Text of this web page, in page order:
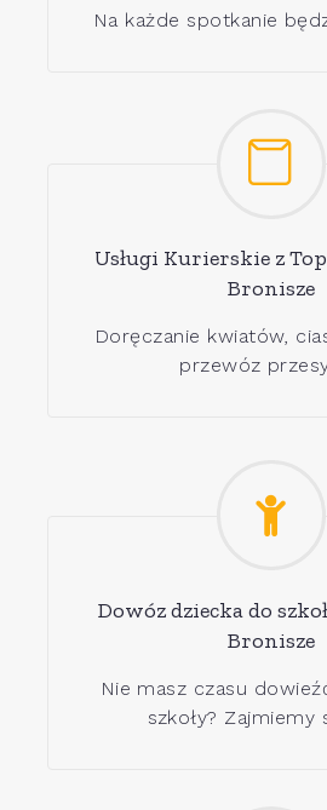
Na każde spotkanie
Usługi Kurierskie z
Bronisze
Doręczanie kwiatów,
przewóz
Dowóz dziecka do
Bronisze
Nie masz czasu
szkoły? Zajmiemy